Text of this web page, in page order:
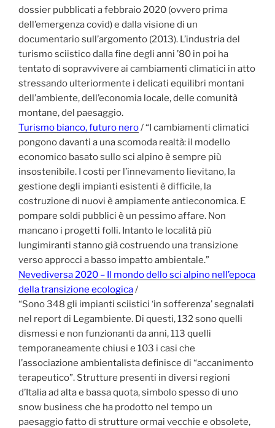
dossier pubblicati a febbraio 2020 (ovvero prima
dell’emergenza covid) e dalla visione di un
documentario sull’argomento (2013). L’industria del
turismo sciistico dalla fine degli anni ’80 in poi ha
tentato di sopravvivere ai cambiamenti climatici in atto
stressando ulteriormente i delicati equilibri montani
dell’ambiente, dell’economia locale, delle comunità
montane, del paesaggio.
Turismo bianco, futuro nero/ “I cambiamenti climatici
pongono davanti a una scomoda realtà: il modello
economico basato sullo sci alpino è sempre più
insostenibile. I costi per l’innevamento lievitano, la
gestione degli impianti esistenti è difficile, la
costruzione di nuovi è ampiamente antieconomica. E
pompare soldi pubblici è un pessimo affare. Non
mancano i progetti folli. Intanto le località più
lungimiranti stanno già costruendo una transizione
verso approcci a basso impatto ambientale.”
Nevediversa 2020 – Il mondo dello sci alpino nell’epoca
della transizione ecologica/
“Sono 348 gli impianti sciistici ‘in sofferenza’ segnalati
nel report di Legambiente. Di questi, 132 sono quelli
dismessi e non funzionanti da anni, 113 quelli
temporaneamente chiusi e 103 i casi che
l’associazione ambientalista definisce di “accanimento
terapeutico”. Strutture presenti in diversi regioni
d’Italia ad alta e bassa quota, simbolo spesso di uno
snow business che ha prodotto nel tempo un
paesaggio fatto di strutture ormai vecchie e obsolete,